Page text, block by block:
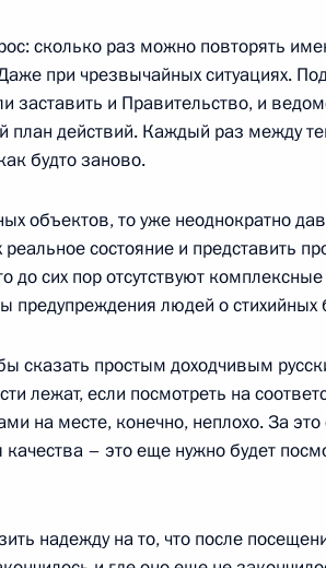
«Норд-Ост»
Москва, Кремль
вручения верительных
Москва, Кремль
вторник
с руководителями
Адыгея, Майкоп
понедельник
сколько раз можно повторять
при чрезвычайных ситуациях.
заставить и Правительство, и
план действий. Каждый раз между
будто заново.
объектов, то уже неоднократно
реальное состояние и представить
до сих пор отсутствуют
предупреждения людей о стихийных
сказать простым доходчивым
лежат, если посмотреть на
на месте, конечно, неплохо. За это
качества – это еще нужно будет
надежду на то, что после